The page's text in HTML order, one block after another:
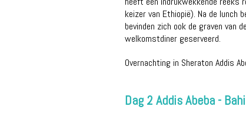
keizer van Ethiopië). Na de lunch
bevinden zich ook de graven van
welkomstdiner geserveerd.
Overnachting in Sheraton Addis
Dag 2 Addis Abeba -